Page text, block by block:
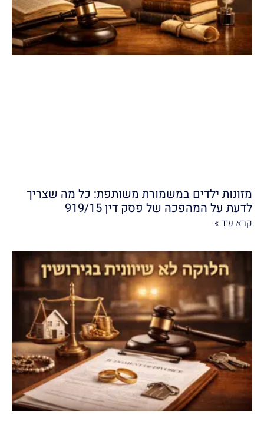
מזונות ילדים במשמורת משותפת: כל מה שצריך
לדעת על המהפכה של פסק דין 919/15
קרא עוד »